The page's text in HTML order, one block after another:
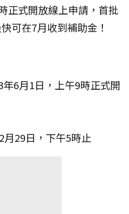
正式開放線上申請，首批
可在7月收到補助金！
6月1日，上午9時正式開
月29日，下午5時止